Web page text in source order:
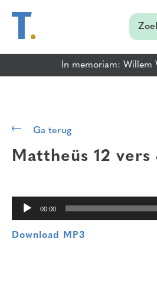
In memoriam: Willem
Ga terug
Mattheüs 12 vers
00:00
Download MP3